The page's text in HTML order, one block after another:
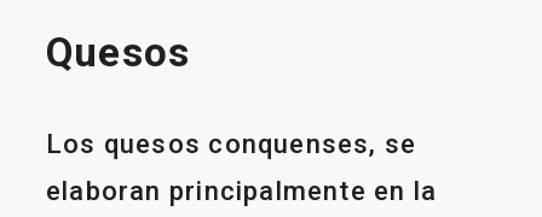
Quesos
Los quesos conquenses, se
elaboran principalmente en la